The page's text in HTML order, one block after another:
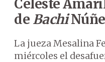
Celeste
de Bachi
La jueza Mesalina
miércoles el